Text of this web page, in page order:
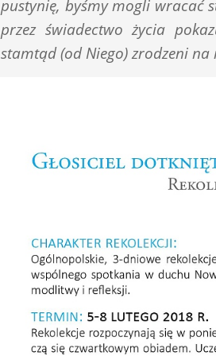
pustynię, byśmy mogli wracać
przez świadectwo życia
stamtąd (od Niego) zrodzeni na